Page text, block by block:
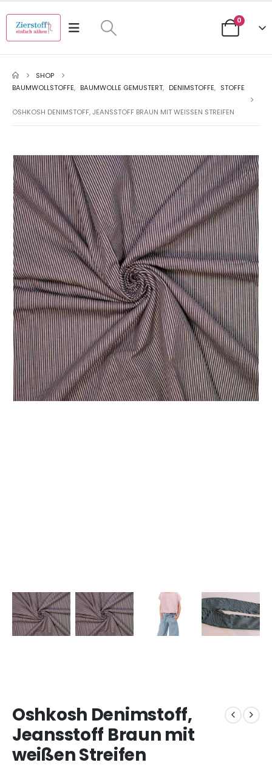
0
SHOP
BAUMWOLLSTOFFE, BAUMWOLLE GEMUSTERT, DENIMSTOFFE, STOFFE
OSHKOSH DENIMSTOFF, JEANSSTOFF BRAUN MIT WEISSEN STREIFEN
Oshkosh Denimstoff,
Jeansstoff Braun mit
weißen Streifen